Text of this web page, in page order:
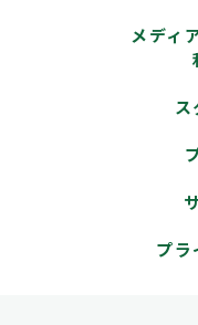
メディ
ス
プラ